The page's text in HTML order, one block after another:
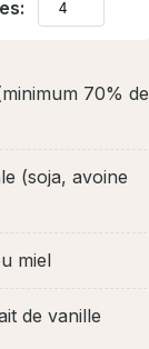
70% de
(soja, avoine
miel
de vanille